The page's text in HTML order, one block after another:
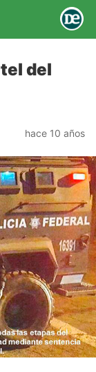
del
hace 10 años